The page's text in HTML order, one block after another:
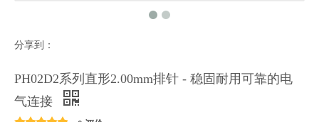
分享到：
PH02D2系列直形2.00mm排针 - 稳固耐用可靠的电
气连接